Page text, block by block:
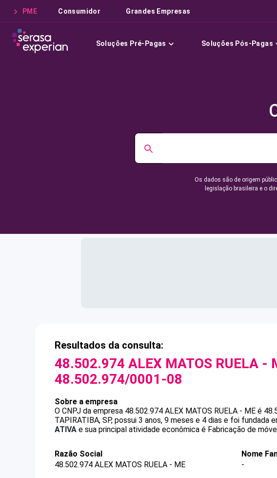
PME Consumidor Grandes Empresas
Soluções Pré-Pagas Soluções Pós-Pagas
Os dados são de origem
legislação brasileira e o
Resultados da consulta:
48.502.974 ALEX MATOS RUELA -
48.502.974/0001-08
Sobre a empresa
O CNPJ da empresa 48.502.974 ALEX MATOS RUELA - ME é
TAPIRATIBA, SP, possui 3 anos, 9 meses e 4 dias e foi fundada
ATIVA e sua principal atividade econômica é Fabricação de
Razão Social
48.502.974 ALEX MATOS RUELA - ME
Nome
-